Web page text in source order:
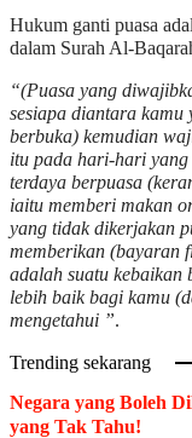
Hukum ganti puasa
dalam Surah Al-
“(Puasa yang
sesiapa diantara
berbuka) kemudian
itu pada hari-hari
terdaya berpuasa
iaitu memberi makan
yang tidak dikerjakan
memberikan (bayaran
adalah suatu kebaikan
lebih baik bagi kamu
mengetahui ”.
Trending sekarang
Negara yang Boleh
yang Tak Tahu!